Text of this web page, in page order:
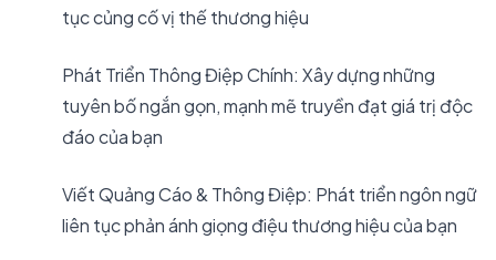
tục củng cố vị thế thương hiệu
Phát Triển Thông Điệp Chính: Xây dựng những
tuyên bố ngắn gọn, mạnh mẽ truyền đạt giá trị độc
đáo của bạn
Viết Quảng Cáo & Thông Điệp: Phát triển ngôn ngữ
liên tục phản ánh giọng điệu thương hiệu của bạn